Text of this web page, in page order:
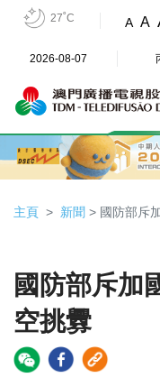
27˚C A A
2026-08-07
主頁 新聞 > 國防部斥
國防部斥加
空挑釁